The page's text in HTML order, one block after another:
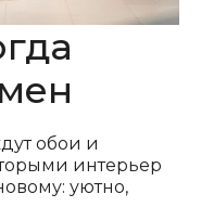
обои и
интерьер
уютно,